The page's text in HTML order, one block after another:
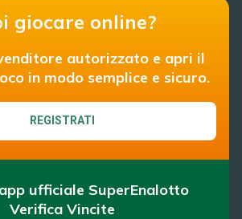
giocare online?
autorizzato e apri il
in modo semplice e sicuro.
REGISTRATI
ufficiale SuperEnalotto
Verifica Vincite